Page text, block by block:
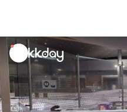
unread
notifications